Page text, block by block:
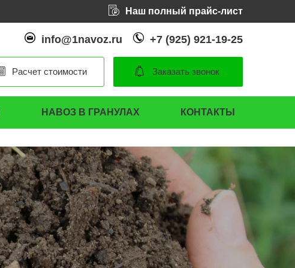
Наш полный прайс-лист
info@1navoz.ru +7 (925) 921-19-25
Расчет стоимости Заказать звонок
НАВОЗ В ГРАНУЛАХ КОНТАКТЫ